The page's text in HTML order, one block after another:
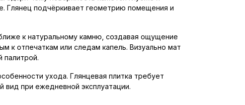
Глянец подчёркивает геометрию помещения и
к натуральному камню, создавая ощущение
к отпечаткам или следам капель. Визуально мат
палитрой.
ухода. Глянцевая плитка требует
вид при ежедневной эксплуатации.